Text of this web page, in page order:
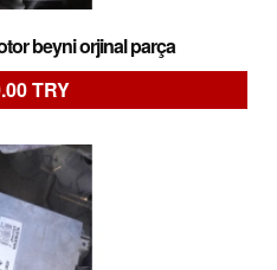
beyni orjinal parça
TRY